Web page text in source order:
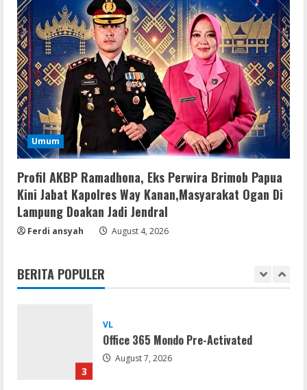
Umum
Profil AKBP Ramadhona, Eks Perwira Brimob Papua
Kini Jabat Kapolres Way Kanan,Masyarakat Ogan Di
Lampung Doakan Jadi Jendral
Ferdi ansyah August 4, 2026
BERITA POPULER
4 August 7, 2026
5
Serialers
Adobe Acrobat Pro 2021 Portable only
[100% Worked] [Windows] 2025
August 7, 2026
1
Lan
Dune: Awakening FitGirl Repack +Patch
August 7, 2026
2
Serialers
jv16 PowerTools Free[Activated]
3
VL
Office 365 Mondo Pre-Activated
August 7, 2026